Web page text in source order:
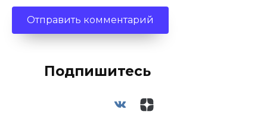
Подпишитесь